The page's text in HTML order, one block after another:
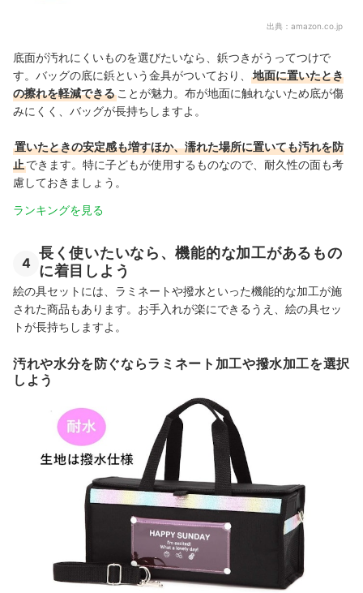
出典： amazon.co.jp
底面が汚れにくいものを選びたいなら、鋲つきがうってつけで
す。バッグの底に鋲という金具がついており、
地面に置いたとき
の擦れを軽減できる ことが魅力。布が地面に触れないため底が傷
みにくく、バッグが長持ちしますよ。
置いたときの安定感も増すほか、濡れた場所に置いても汚れを防
止できます。特に子どもが使用するものなので、耐久性の面も考
慮しておきましょう。
ランキングを見る
4
長く使いたいなら、機能的な加工があるもの
に着目しよう
絵の具セットには、ラミネートや撥水といった機能的な加工が施
された商品もあります。お手入れが楽にできるうえ、絵の具セッ
トが長持ちしますよ。
汚れや水分を防ぐならラミネート加工や撥水加工を選択
しよう